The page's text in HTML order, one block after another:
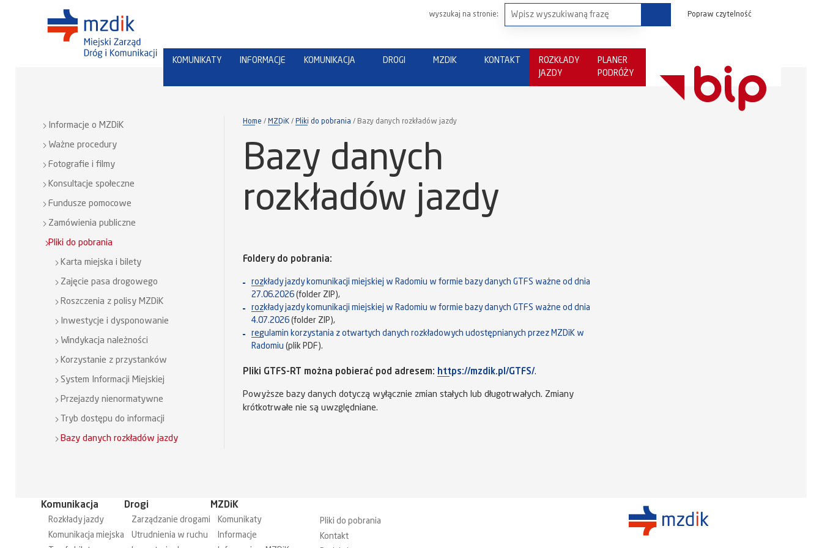
Popraw czytelność
KOMUNIKATY INFORMACJE KOMUNIKACJA DROGI MZDIK KONTAKT
ROZKŁADY
JAZDY
PLANER
PODRÓŻY
wyszukaj na stronie:
Home MZDiK Pliki do pobrania Bazy danych rozkładów jazdy
Bazy danych
rozkładów jazdy
Foldery do pobrania:
rozkłady jazdy komunikacji miejskiej w Radomiu w formie bazy danych GTFS ważne od dnia
27.06.2026 (folder ZIP),
rozkłady jazdy komunikacji miejskiej w Radomiu w formie bazy danych GTFS ważne od dnia
4.07.2026 (folder ZIP),
regulamin korzystania z otwartych danych rozkładowych udostępnianych przez MZDiK w
Radomiu (plik PDF).
Pliki GTFS-RT można pobierać pod adresem: https://mzdik.pl/GTFS/.
Powyższe bazy danych dotyczą wyłącznie zmian stałych lub długotrwałych. Zmiany
krótkotrwałe nie są uwzględniane.
Informacje o MZDiK
Ważne procedury
Fotografie i filmy
Konsultacje społeczne
Fundusze pomocowe
Zamówienia publiczne
Pliki do pobrania
Karta miejska i bilety
Zajęcie pasa drogowego
Roszczenia z polisy MZDiK
Inwestycje i dysponowanie
Windykacja należności
Korzystanie z przystanków
System Informacji Miejskiej
Przejazdy nienormatywne
Tryb dostępu do informacji
Bazy danych rozkładów jazdy
Komunikacja
Rozkłady jazdy
Komunikacja miejska
Drogi
Zarządzanie drogami
Utrudnienia w ruchu
MZDiK
Komunikaty
Informacje
Pliki do pobrania
Kontakt